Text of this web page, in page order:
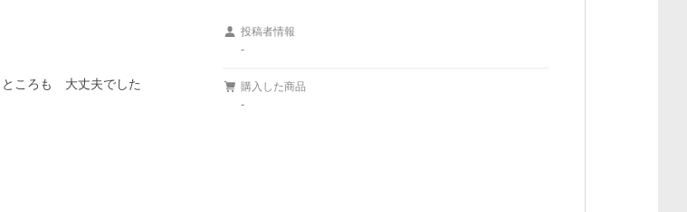
ころも　大丈夫でした
投稿者情報
-
購入した商品
-